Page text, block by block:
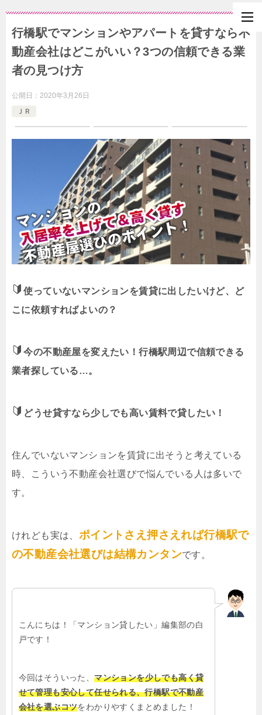
行橋駅でマンションやアパートを貸すなら不
動産会社はどこがいい？3つの信頼できる業
者の見つけ方
公開日： 2020年3月26日
ＪＲ
使っていないマンションを賃貸に出したいけど、ど
こに依頼すればよいの？
今の不動産屋を変えたい！行橋駅周辺で信頼できる
業者探している…。
どうせ貸すなら少しでも高い賃料で貸したい！
住んでいないマンションを賃貸に出そうと考えている
時、こういう不動産会社選びで悩んでいる人は多いで
す。
けれども実は、 ポイントさえ押さえれば行橋駅で
の不動産会社選びは結構カンタンです。
こんにちは！「マンション貸したい」編集部の白
戸です！
今回はそういった、マンションを少しでも高く貸
せて管理も安心して任せられる、行橋駅で不動産
会社を選ぶコツをわかりやすくまとめました！